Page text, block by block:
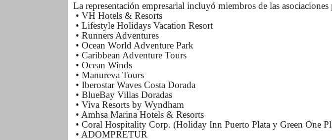
La representación empresarial incluyó miembros de las
• VH Hotels & Resorts
• Lifestyle Holidays Vacation Resort
• Runners Adventures
• Ocean World Adventure Park
• Caribbean Adventure Tours
• Ocean Winds
• Manureva Tours
• Iberostar Waves Costa Dorada
• BlueBay Villas Doradas
• Viva Resorts by Wyndham
• Amhsa Marina Hotels & Resorts
• Coral Hospitality Corp. (Holiday Inn Puerto Plata y Green One
• ADOMPRETUR